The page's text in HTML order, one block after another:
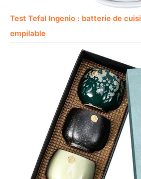
Test Tefal Ingenio : batterie de
empilable